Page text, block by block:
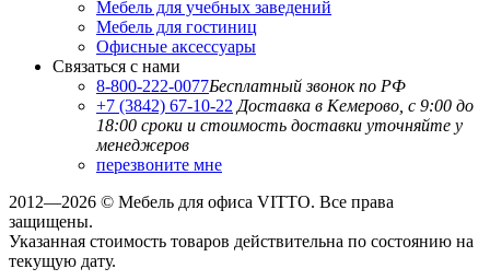
Мебель для учебных заведений
Мебель для гостиниц
Офисные аксессуары
Связаться с нами
8-800-222-0077Бесплатный звонок по РФ
+7 (3842) 67-10-22 Доставка в Кемерово, с 9:00 до
18:00 сроки и стоимость доставки уточняйте у
менеджеров
перезвоните мне
2012—2026 © Мебель для офиса VITTO. Все права
защищены.
Указанная стоимость товаров действительна по состоянию на
текущую дату.